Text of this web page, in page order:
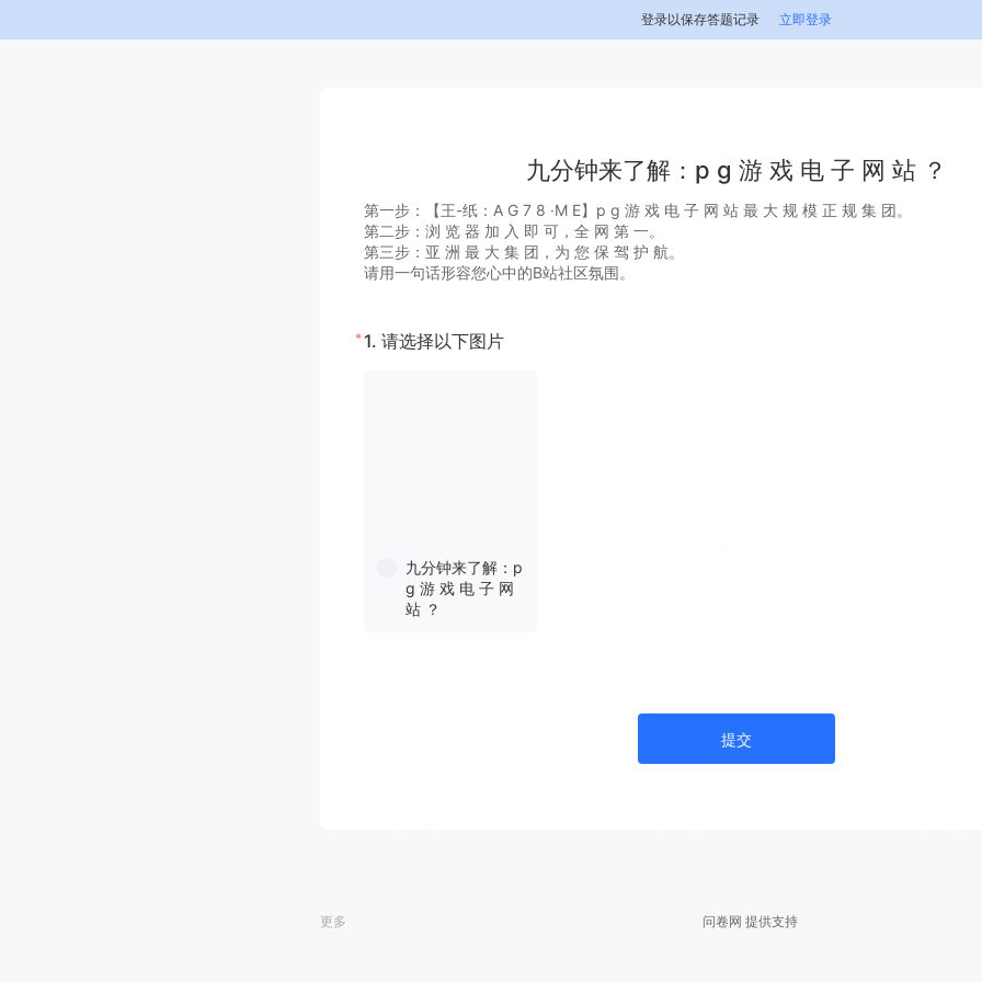
登录以保存答题记录 立即登录
九分钟来了解：p g 游 戏 电 子 网 站 ？
第一步：【王-纸：A G 7 8 ·M E】p g 游 戏 电 子 网 站 最 大 规 模 正 规 集 团。
第二步：浏 览 器 加 入 即 可，全 网 第 一。
第三步：亚 洲 最 大 集 团，为 您 保 驾 护 航。
请用一句话形容您心中的B站社区氛围。
* 1. 请选择以下图片
九分钟来了解：p
g 游 戏 电 子 网
站 ？
提交
更多 问卷网 提供支持